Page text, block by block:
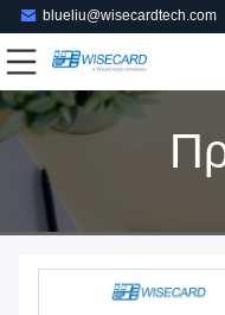
blueliu@wisecardtech.com